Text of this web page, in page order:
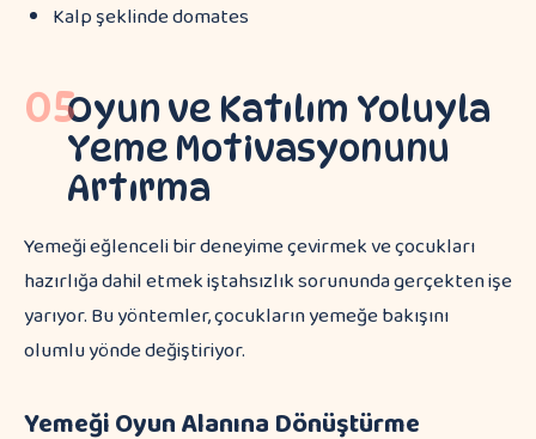
Kalp şeklinde domates
05Oyun ve Katılım Yoluyla
Yeme Motivasyonunu
Artırma
Yemeği eğlenceli bir deneyime çevirmek ve çocukları
hazırlığa dahil etmek iştahsızlık sorununda gerçekten işe
yarıyor. Bu yöntemler, çocukların yemeğe bakışını
olumlu yönde değiştiriyor.
Yemeği Oyun Alanına Dönüştürme